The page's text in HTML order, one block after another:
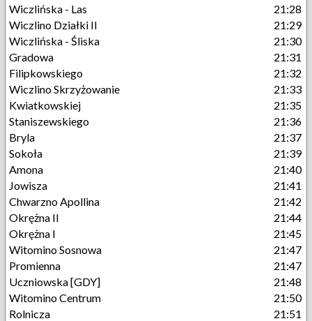
Wiczlińska - Las
21:28
Wiczlino Działki II
21:29
Wiczlińska - Śliska
21:30
Gradowa
21:31
Filipkowskiego
21:32
Wiczlino Skrzyżowanie
21:33
Kwiatkowskiej
21:35
Staniszewskiego
21:36
Bryla
21:37
Sokoła
21:39
Amona
21:40
Jowisza
21:41
Chwarzno Apollina
21:42
Okrężna II
21:44
Okrężna I
21:45
Witomino Sosnowa
21:47
Promienna
21:47
Uczniowska [GDY]
21:48
Witomino Centrum
21:50
Rolnicza
21:51